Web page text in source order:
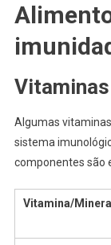
Algumas
sistema
componentes são
Vitamina/Mineral